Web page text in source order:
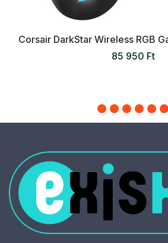
Corsair DarkStar Wireless RGB
85 950 Ft